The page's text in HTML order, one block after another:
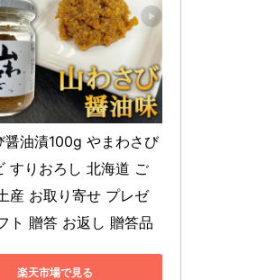
醤油漬100g やまわさび
すりおろし 北海道 ご
産 お取り寄せ プレゼ
ト 贈答 お返し 贈答品
楽天市場で見る